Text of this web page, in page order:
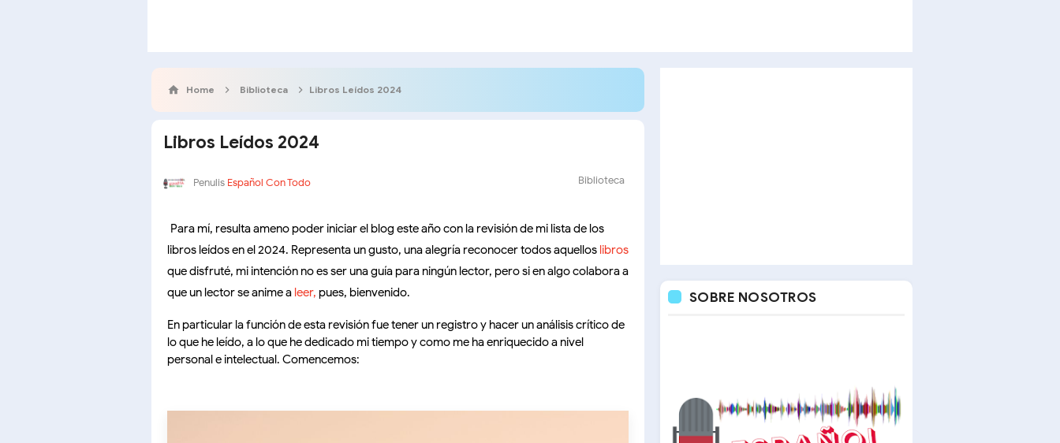
Home Biblioteca Libros Leídos 2024
Libros Leídos 2024
Penulis Español Con Todo Biblioteca
Para mí, resulta ameno poder iniciar el blog este año con la revisión de mi lista de los
libros leídos en el 2024. Representa un gusto, una alegría reconocer todos aquellos libros
que disfruté, mi intención no es ser una guía para ningún lector, pero si en algo colabora a
que un lector se anime a leer, pues, bienvenido.
En particular la función de esta revisión fue tener un registro y hacer un análisis crítico de
lo que he leído, a lo que he dedicado mi tiempo y como me ha enriquecido a nivel
personal e intelectual. Comencemos:
SOBRE NOSOTROS